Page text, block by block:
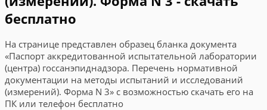
бесплатно
На странице представлен образец бланка документа
«Паспорт аккредитованной испытательной лаборатории
(центра) госсанэпиднадзора. Перечень нормативной
документации на методы испытаний и исследований
(измерений). Форма N 3» с возможностью скачать его на
ПК или телефон бесплатно